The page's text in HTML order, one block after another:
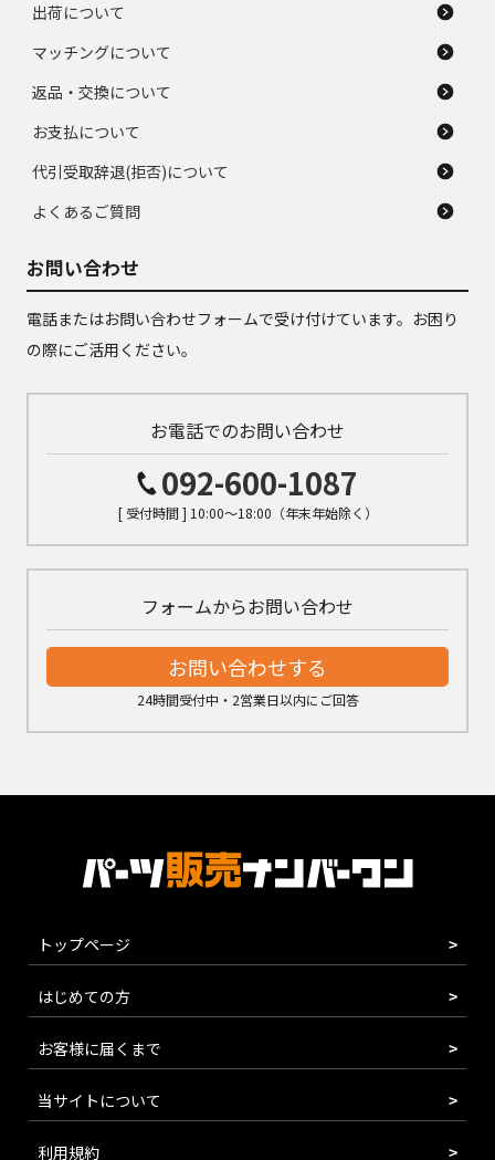
出荷について
マッチングについて
返品・交換について
お支払について
代引受取辞退(拒否)について
よくあるご質問
お問い合わせ
電話またはお問い合わせフォームで受け付けています。お困り
の際にご活用ください。
お電話でのお問い合わせ
092-600-1087
[ 受付時間 ] 10:00～18:00（年末年始除く）
フォームからお問い合わせ
お問い合わせする
24時間受付中・2営業日以内にご回答
トップページ
はじめての方
お客様に届くまで
当サイトについて
利用規約